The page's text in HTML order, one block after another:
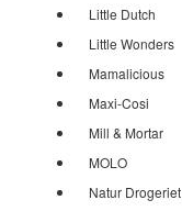
Little Dutch
Little Wonders
Mamalicious
Maxi-Cosi
Mill & Mortar
MOLO
Natur Drogeriet